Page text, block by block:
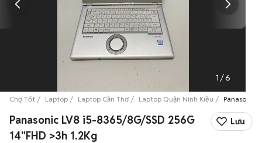
1 /6
Chợ Tốt Laptop Laptop Cần Thơ Laptop Quận Ninh Kiều Panasonic
Panasonic LV8 i5-8365/8G/SSD 256G
14"FHD >3h 1.2Kg
Lưu